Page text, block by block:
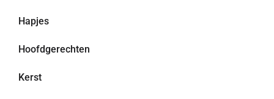
Hapjes
Hoofdgerechten
Kerst